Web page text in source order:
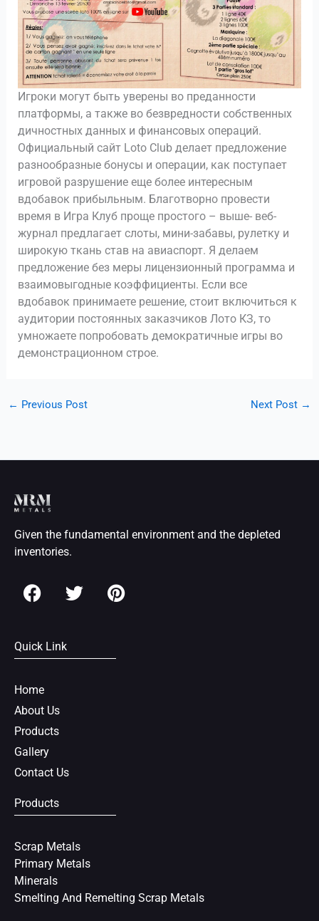
Игроки могут быть уверены во преданности
платформы, а также во безвредности собственных
дичностных данных и финансовых операций.
Официальный сайт Loto Club делает предложение
разнообразные бонусы и операции, как поступает
игровой разрушение еще более интересным
вдобавок прибыльным. Благотворно провести
время в Игра Клуб проще простого – выше- веб-
журнал предлагает слоты, мини-забавы, рулетку и
широкую ткань став на авиаспорт. Я делаем
предложение без меры лицензионный программа и
взаимовыгодные коэффициенты. Если все
вдобавок принимаете решение, стоит включиться к
аудитории постоянных заказчиков Лото КЗ, то
умножаете попробовать демократичные игры во
демонстрационном строе.
← Previous Post Next Post →
Given the fundamental environment and the depleted
inventories.
F
a
e
b
o
k
T
w
t
P
i
e
Quick Link
Home
About Us
Products
Gallery
Contact Us
Products
Scrap Metals
Primary Metals
Minerals
Smelting And Remelting Scrap Metals